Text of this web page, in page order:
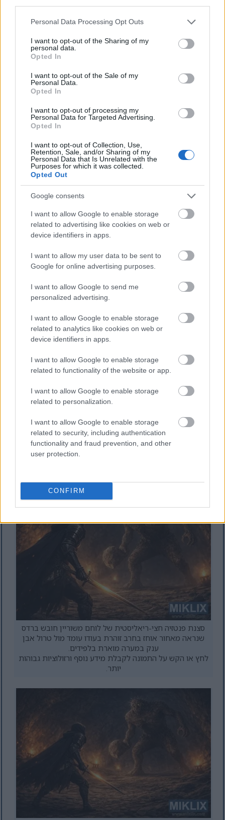
Please note that this website/app uses one or more Google
not limited to your visit or usage behaviour. You may click to
grant or deny consent to Google and its third-party tags to
use your data for below specified purposes in below Google
consent section.
Personal Data Processing Opt Outs
I want to opt-out of the Sharing of my
personal data.
Opted In
I want to opt-out of the Sale of my
Personal Data.
Opted In
I want to opt-out of processing my
Personal Data for Targeted Advertising.
Opted In
I want to opt-out of Collection, Use,
Retention, Sale, and/or Sharing of my
Personal Data that Is Unrelated with the
Purposes for which it was collected.
Opted Out
Google consents
I want to allow Google to enable storage
related to advertising like cookies on web or
device identifiers in apps.
I want to allow my user data to be sent to
Google for online advertising purposes.
I want to allow Google to send me
personalized advertising.
I want to allow Google to enable storage
related to analytics like cookies on web or
device identifiers in apps.
I want to allow Google to enable storage
related to functionality of the website or app.
I want to allow Google to enable storage
related to personalization.
I want to allow Google to enable storage
related to security, including authentication
functionality and fraud prevention, and other
user protection.
CONFIRM
אמנות מעריצים בסגנון אנימה של דמות משוריין של סכין
שחורה, מוכתמת, מול בוס טרול ענק של כופר אבנים במערה
לחץ או הקש על התמונה לקבלת מידע נוסף ורזולוציות גבוהות
סצנת פנטזיה חצי-ריאליסטית של טרנישד עם ברדס מתעמת
עם טרול אבן ענק במערה תת-קרקעית לוהטת לפני קרב.
לחץ או הקש על התמונה לקבלת מידע נוסף ורזולוציות גבוהות
יותר.
תמונה פנטסטית חצי-ריאליסטית של לוחם משוריין חובש
ברדס המחזיק חרב זוהרת בעודו עומד מול טרול אבן מתנשא
במערה מוארת בלפידים.
לחץ או הקש על התמונה לקבלת מידע נוסף ורזולוציות גבוהות
סצנת פנטזיה חצי-ריאליסטית של לוחם משוריין חובש ברדס
שנראה מאחור אוחז בחרב זוהרת בעודו עומד מול טרול אבן
ענק במערה מוארת בלפידים.
לחץ או הקש על התמונה לקבלת מידע נוסף ורזולוציות גבוהות
יותר.